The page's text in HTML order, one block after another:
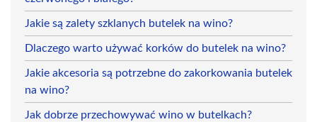
Jakie są zalety szklanych butelek na wino?
Dlaczego warto używać korków do butelek na wino?
Jakie akcesoria są potrzebne do zakorkowania butelek
na wino?
Jak dobrze przechowywać wino w butelkach?